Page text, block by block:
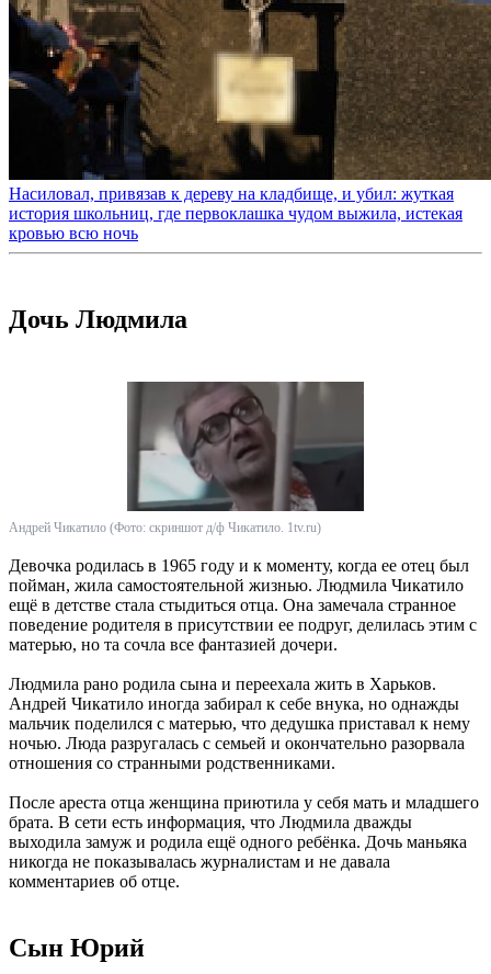
Насиловал, привязав к дереву на кладбище, и убил: жуткая
история школьниц, где первоклашка чудом выжила, истекая
кровью всю ночь
Дочь Людмила
Андрей Чикатило (Фото: скриншот д/ф Чикатило. 1tv.ru)
Девочка родилась в 1965 году и к моменту, когда ее отец был
пойман, жила самостоятельной жизнью. Людмила Чикатило
ещё в детстве стала стыдиться отца. Она замечала странное
поведение родителя в присутствии ее подруг, делилась этим с
матерью, но та сочла все фантазией дочери.
Людмила рано родила сына и переехала жить в Харьков.
Андрей Чикатило иногда забирал к себе внука, но однажды
мальчик поделился с матерью, что дедушка приставал к нему
ночью. Люда разругалась с семьей и окончательно разорвала
отношения со странными родственниками.
После ареста отца женщина приютила у себя мать и младшего
брата. В сети есть информация, что Людмила дважды
выходила замуж и родила ещё одного ребёнка. Дочь маньяка
никогда не показывалась журналистам и не давала
комментариев об отце.
Сын Юрий